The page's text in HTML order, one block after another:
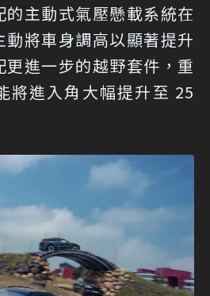
主動式氣壓懸載系統在
將車身調高以顯著提升
進一步的越野套件，重
將進入角大幅提升至 25